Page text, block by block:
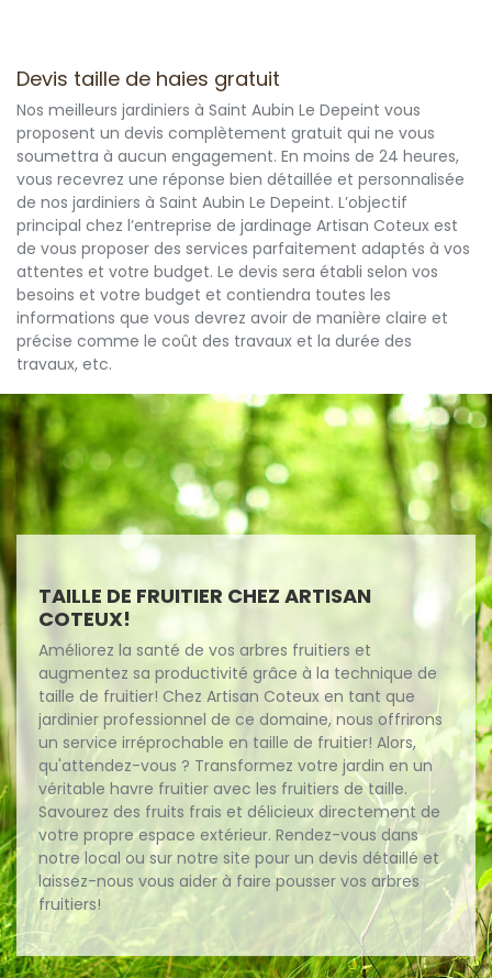
Devis taille de haies gratuit
Nos meilleurs jardiniers à Saint Aubin Le Depeint vous
proposent un devis complètement gratuit qui ne vous
soumettra à aucun engagement. En moins de 24 heures,
vous recevrez une réponse bien détaillée et personnalisée
de nos jardiniers à Saint Aubin Le Depeint. L’objectif
principal chez l’entreprise de jardinage Artisan Coteux est
de vous proposer des services parfaitement adaptés à vos
attentes et votre budget. Le devis sera établi selon vos
besoins et votre budget et contiendra toutes les
informations que vous devrez avoir de manière claire et
précise comme le coût des travaux et la durée des
travaux, etc.
TAILLE DE FRUITIER CHEZ ARTISAN
COTEUX!
Améliorez la santé de vos arbres fruitiers et
augmentez sa productivité grâce à la technique de
taille de fruitier! Chez Artisan Coteux en tant que
jardinier professionnel de ce domaine, nous offrirons
un service irréprochable en taille de fruitier! Alors,
qu'attendez-vous ? Transformez votre jardin en un
véritable havre fruitier avec les fruitiers de taille.
Savourez des fruits frais et délicieux directement de
votre propre espace extérieur. Rendez-vous dans
notre local ou sur notre site pour un devis détaillé et
laissez-nous vous aider à faire pousser vos arbres
fruitiers!